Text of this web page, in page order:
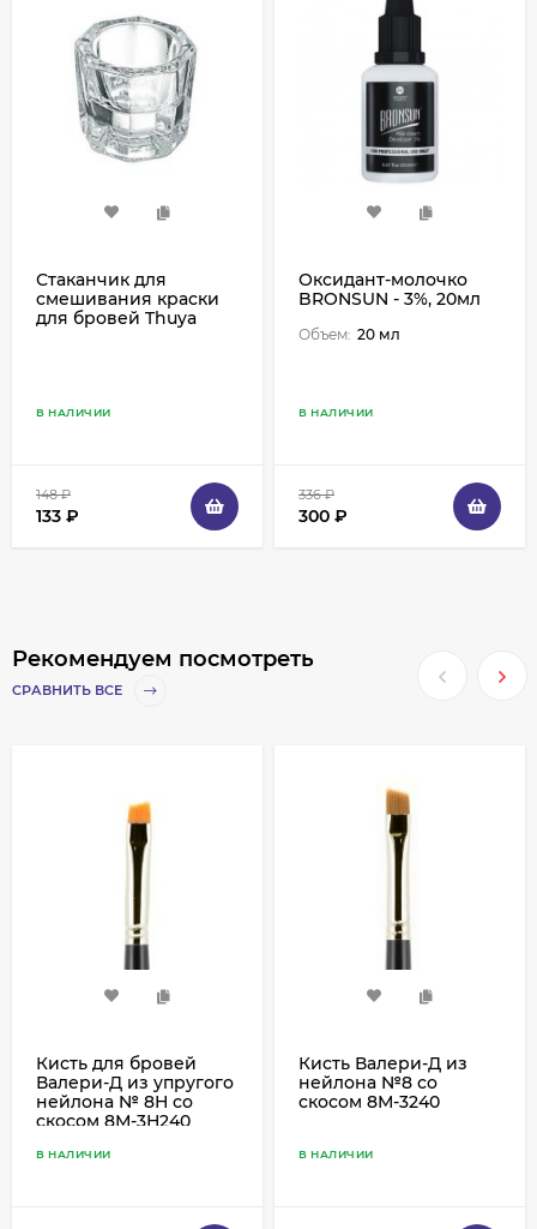
Стаканчик для
смешивания краски
для бровей Thuya
В НАЛИЧИИ
148₽
133 ₽
Оксидант-молочко
BRONSUN - 3%, 20мл
Объем: 20 мл
В НАЛИЧИИ
336₽
300 ₽
Рекомендуем посмотреть
СРАВНИТЬ ВСЕ
Кисть для бровей
Валери-Д из упругого
нейлона № 8Н со
скосом 8М-3Н240
В НАЛИЧИИ
Кисть Валери-Д из
нейлона №8 со
скосом 8М-3240
В НАЛИЧИИ